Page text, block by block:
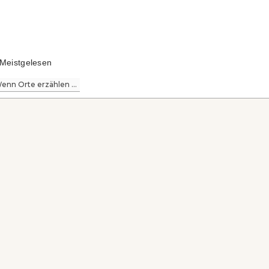
Orte erzählen ...